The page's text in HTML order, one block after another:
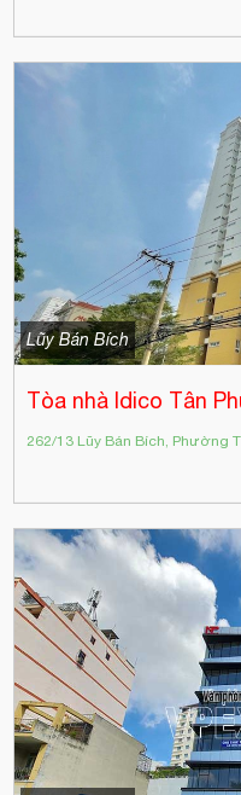
Lũy Bán Bích
Tòa nhà Idico Tân
262/13 Lũy Bán Bích, Phường